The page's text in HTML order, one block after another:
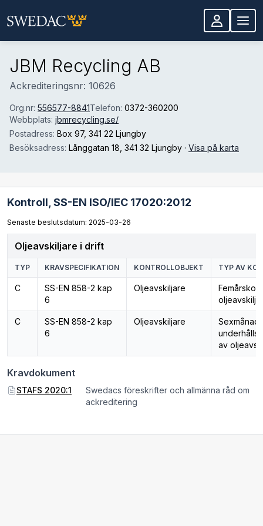
JBM Recycling AB
Ackrediteringsnr: 10626
Org.nr: 556577-8841Telefon: 0372-360200
Webbplats: jbmrecycling.se/
Postadress: Box 97, 341 22 Ljungby
Besöksadress: Långgatan 18 , 341 32 Ljungby · Visa på karta
Kontroll, SS-EN ISO/IEC 17020:2012
Senaste beslutsdatum: 2025-03-26
Oljeavskiljare i drift
TYP KRAVSPECIFIKATION KONTROLLOBJEKT TYP AV
C
SS-EN 858-2 kap
6
Oljeavskiljare
C
SS-EN 858-2 kap
6
Oljeavskiljare
av
Kravdokument
STAFS 2020:1
Swedacs föreskrifter och allmänna råd om
ackreditering